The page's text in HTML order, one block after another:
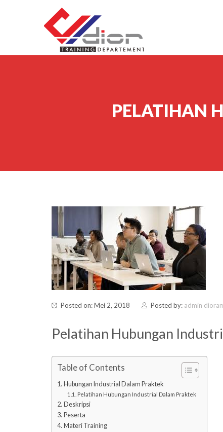
PELATIHAN
Posted on: Mei 2, 2018 Posted by: admin
Pelatihan Hubungan
Table of Contents
Hubungan Industrial Dalam Praktek
Pelatihan Hubungan Industrial Dalam Praktek
Deskripsi
Peserta
Materi Training